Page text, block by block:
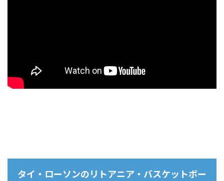
タイ・ローソンのリトアニア・バスケットボー